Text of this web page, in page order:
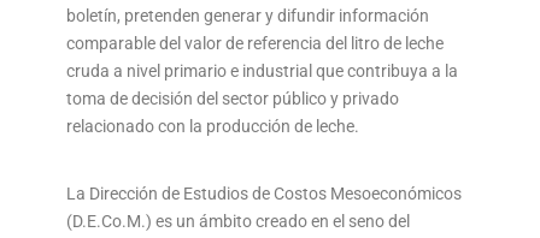
boletín, pretenden generar y difundir información
comparable del valor de referencia del litro de leche
cruda a nivel primario e industrial que contribuya a la
toma de decisión del sector público y privado
relacionado con la producción de leche.
La Dirección de Estudios de Costos Mesoeconómicos
(D.E.Co.M.) es un ámbito creado en el seno del